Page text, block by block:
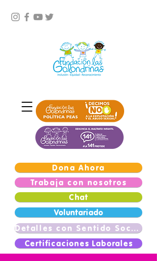
Dona Ahora
Trabaja con nosotros
Chat
Voluntariado
Detalles con Sentido Social
Certificaciones Laborales